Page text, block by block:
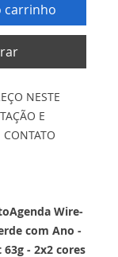
carrinho
NESTE
E
CONTATO
Wire-
com Ano -
- 2x2 cores